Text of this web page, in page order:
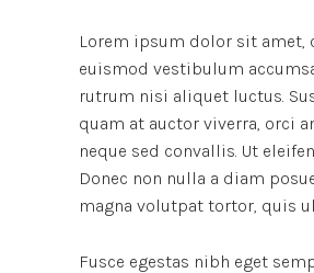
Lorem ipsum dolor sit amet,
euismod vestibulum
rutrum nisi aliquet luctus.
quam at auctor viverra, orci
neque sed convallis. Ut
Donec non nulla a diam
magna volutpat tortor, quis
Fusce egestas nibh eget